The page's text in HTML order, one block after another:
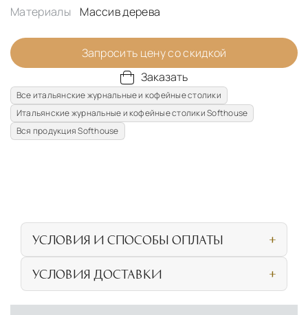
Материалы
Массив дерева
Запросить цену со скидкой
Заказать
Все итальянские журнальные и кофейные столики
Итальянские журнальные и кофейные столики Softhouse
Вся продукция Softhouse
УСЛОВИЯ И СПОСОБЫ ОПЛАТЫ
личном посещении нашего салона
Безналичная оплата по счёту для
УСЛОВИЯ ДОСТАВКИ